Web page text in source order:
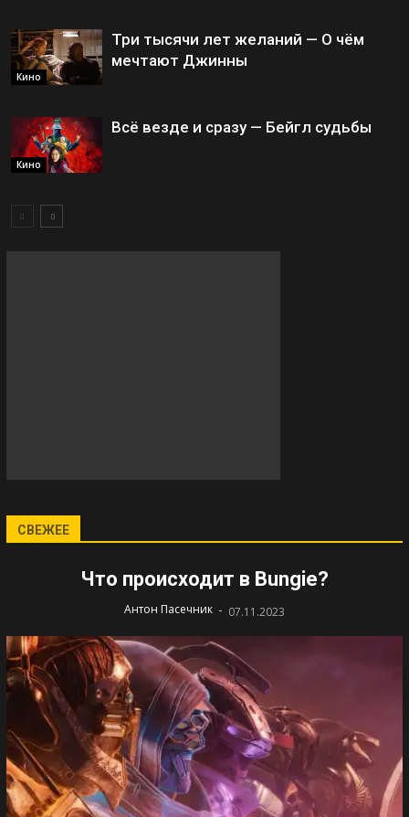
Кино
Три тысячи лет желаний — О чём
мечтают Джинны
Кино
Всё везде и сразу — Бейгл судьбы
СВЕЖЕЕ
Что происходит в Bungie?
Антон Пасечник - 07.11.2023